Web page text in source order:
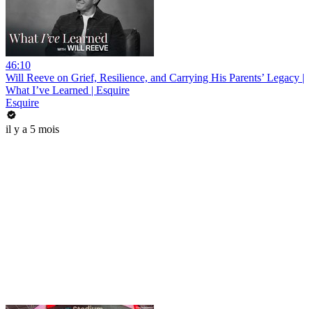
46:10
Will Reeve on Grief, Resilience, and Carrying His Parents’ Legacy |
What I’ve Learned | Esquire
Esquire
il y a 5 mois